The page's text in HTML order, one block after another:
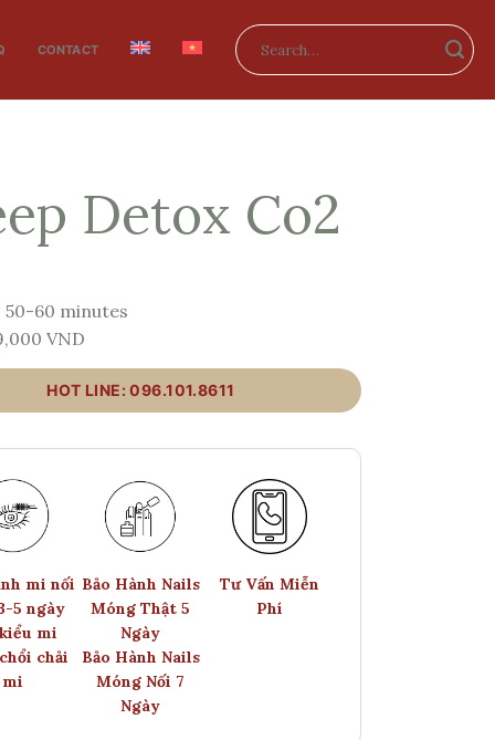
CONTACT
Search
for:
Detox Co2
60 minutes
VND
HOT LINE: 096.101.8611
mi nối
5 ngày
mi
chải
mi
Bảo Hành Nails
Móng Thật 5
Ngày
Bảo Hành Nails
Móng Nối 7
Ngày
Tư Vấn Miễn
Phí